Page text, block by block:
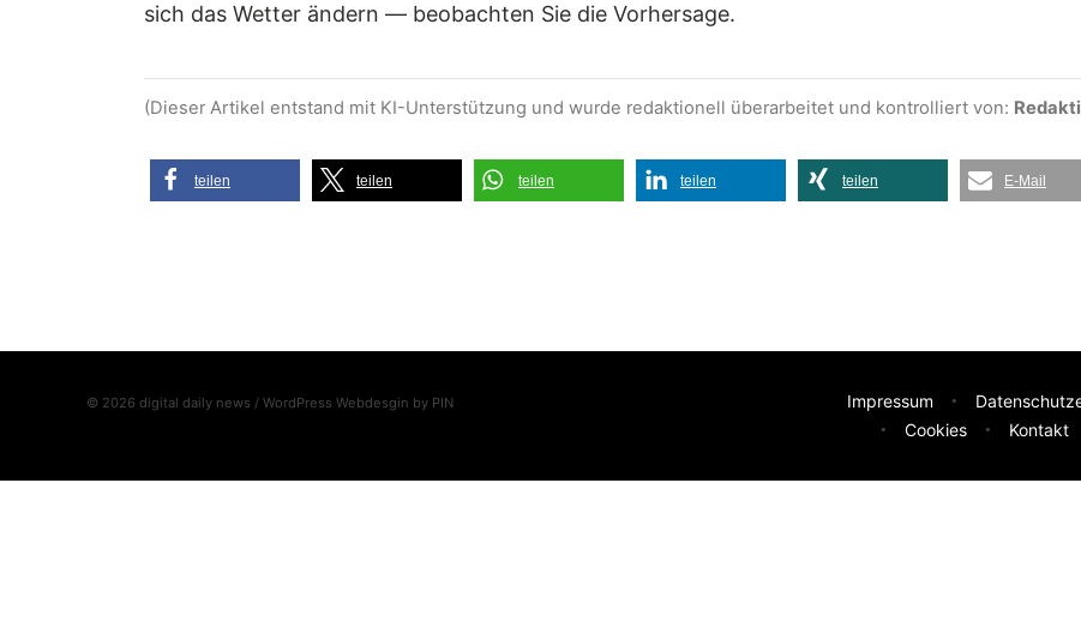
sich das Wetter ändern — beobachten Sie die Vorhersage.
(Dieser Artikel entstand mit KI-Unterstützung und wurde redaktionell überarbeitet und kontrolliert von:
teilen teilen teilen teilen teilen E-Mail
© 2026 digital daily news / WordPress Webdesgin by PIN Impressum
Cookies
Kontakt